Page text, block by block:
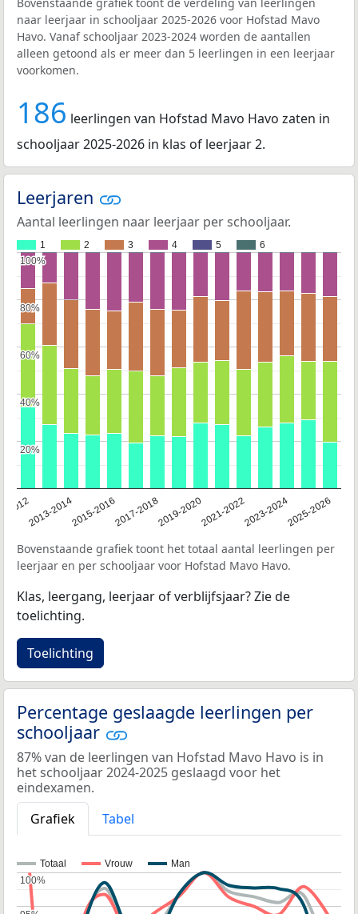
naar leerjaar in schooljaar 2025-2026 voor Hofstad Mavo
Havo. Vanaf schooljaar 2023-2024 worden de aantallen
alleen getoond als er meer dan 5 leerlingen in een leerjaar
voorkomen.
186 leerlingen van Hofstad Mavo Havo zaten in
schooljaar 2025-2026 in klas of leerjaar 2.
Leerjaren
Aantal leerlingen naar leerjaar per schooljaar.
1 2 3 4 5 6
20122013-20142015-20162017-20182019-20202021-20222023-20242025-2026
20%
20%
40%
40%
60%
60%
80%
80%
100%
100%
Bovenstaande grafiek toont het totaal aantal leerlingen per
leerjaar en per schooljaar voor Hofstad Mavo Havo.
Klas, leergang, leerjaar of verblijfsjaar? Zie de
toelichting.
Toelichting
Percentage geslaagde leerlingen per
schooljaar
87% van de leerlingen van Hofstad Mavo Havo is in
het schooljaar 2024-2025 geslaagd voor het
eindexamen.
Grafiek
Tabel
Totaal Vrouw Man
100%
100%